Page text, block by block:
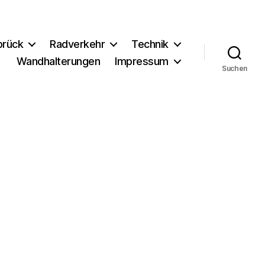
Radverkehr
Technik
Wandhalterungen
Impressum
Suchen